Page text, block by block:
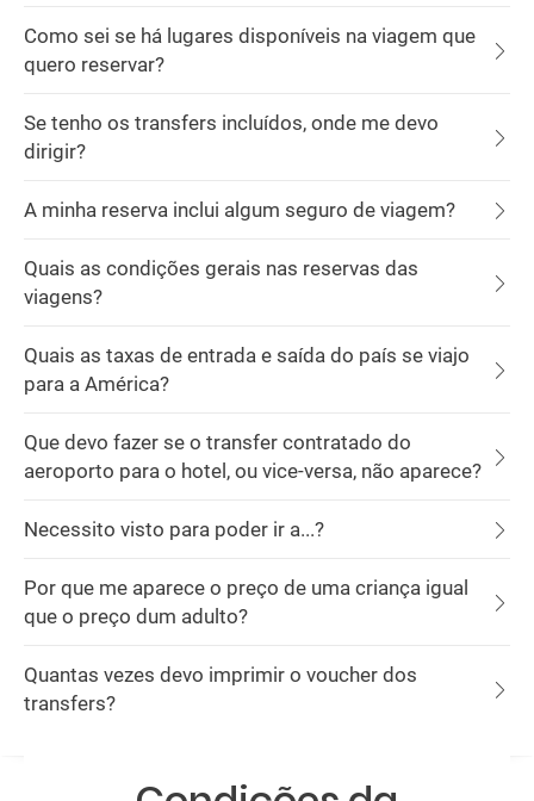
Como sei se há lugares disponíveis na viagem que
quero reservar?
Se tenho os transfers incluídos, onde me devo
dirigir?
A minha reserva inclui algum seguro de viagem?
Quais as condições gerais nas reservas das
viagens?
Quais as taxas de entrada e saída do país se viajo
para a América?
Que devo fazer se o transfer contratado do
aeroporto para o hotel, ou vice-versa, não aparece?
Necessito visto para poder ir a...?
Por que me aparece o preço de uma criança igual
que o preço dum adulto?
Quantas vezes devo imprimir o voucher dos
transfers?